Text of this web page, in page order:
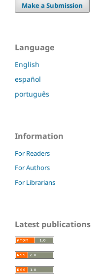
Make a Submission
Language
English
español
português
Information
For Readers
For Authors
For Librarians
Latest publications